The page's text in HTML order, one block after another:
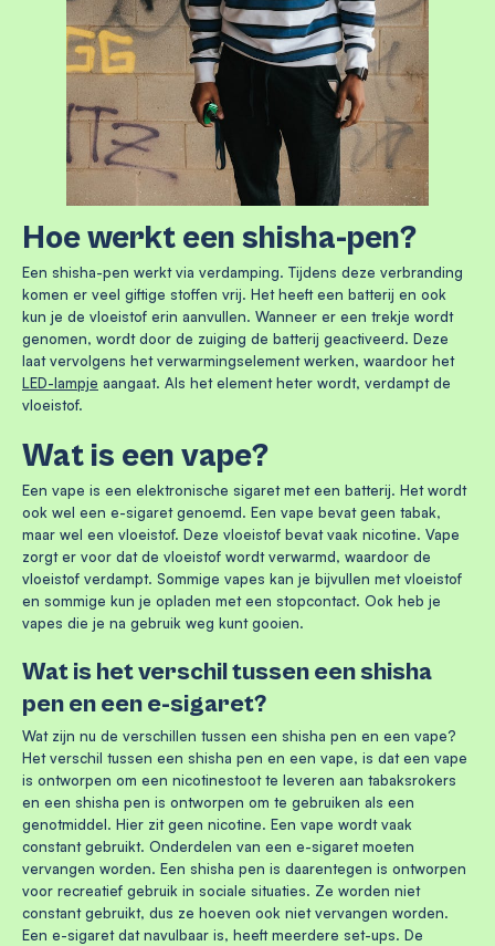
Hoe werkt een shisha-pen?
Een shisha-pen werkt via verdamping. Tijdens deze verbranding
komen er veel giftige stoffen vrij. Het heeft een batterij en ook
kun je de vloeistof erin aanvullen. Wanneer er een trekje wordt
genomen, wordt door de zuiging de batterij geactiveerd. Deze
laat vervolgens het verwarmingselement werken, waardoor het
LED-lampje aangaat. Als het element heter wordt, verdampt de
vloeistof.
Wat is een vape?
Een vape is een elektronische sigaret met een batterij. Het wordt
ook wel een e-sigaret genoemd. Een vape bevat geen tabak,
maar wel een vloeistof. Deze vloeistof bevat vaak nicotine. Vape
zorgt er voor dat de vloeistof wordt verwarmd, waardoor de
vloeistof verdampt. Sommige vapes kan je bijvullen met vloeistof
en sommige kun je opladen met een stopcontact. Ook heb je
vapes die je na gebruik weg kunt gooien.
Wat is het verschil tussen een shisha
pen en een e-sigaret?
Wat zijn nu de verschillen tussen een shisha pen en een vape?
Het verschil tussen een shisha pen en een vape, is dat een vape
is ontworpen om een nicotinestoot te leveren aan tabaksrokers
en een shisha pen is ontworpen om te gebruiken als een
genotmiddel. Hier zit geen nicotine. Een vape wordt vaak
constant gebruikt. Onderdelen van een e-sigaret moeten
vervangen worden. Een shisha pen is daarentegen is ontworpen
voor recreatief gebruik in sociale situaties. Ze worden niet
constant gebruikt, dus ze hoeven ook niet vervangen worden.
Een e-sigaret dat navulbaar is, heeft meerdere set-ups. De